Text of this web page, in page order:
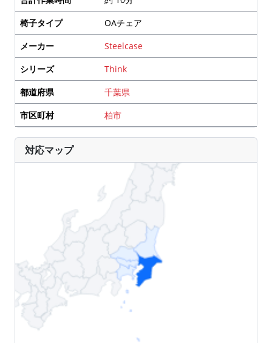
椅子タイプ
OAチェア
メーカー
Steelcase
シリーズ
Think
都道府県
千葉県
市区町村
柏市
対応マップ